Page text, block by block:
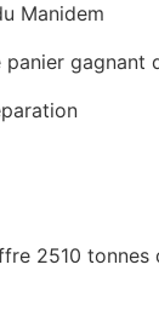
Manidem
gagnant
2510